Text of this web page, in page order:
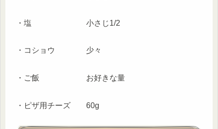
・塩 小さじ1/2
・コショウ 少々
・ご飯 お好きな量
・ピザ用チーズ 60g